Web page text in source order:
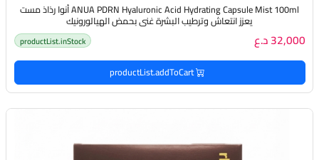
ANUA PDRN Hyaluronic Acid Hydrating Capsule Mist 100ml أنوا رذاذ مست
يعزز انتعاش وترطيب البشرة غني بحمض الهيالورونيك
32,000 د.ع productList.inStock
productList.addToCart